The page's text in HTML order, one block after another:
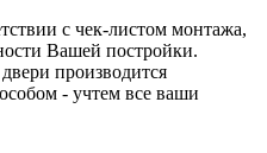
с чек-листом монтажа,
Вашей постройки.
производится
- учтем все ваши